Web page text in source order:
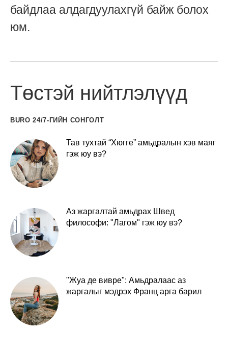
байдлаа алдагдуулахгүй байж болох
юм.
Төстэй нийтлэлүүд
BURO 24/7-ГИЙН СОНГОЛТ
Тав тухтай “Хюгге” амьдралын хэв маяг
гэж юу вэ?
Аз жаргалтай амьдрах Швед
философи: "Лагом" гэж юу вэ?
"Жуа де вивре": Амьдралаас аз
жаргалыг мэдрэх Франц арга барил